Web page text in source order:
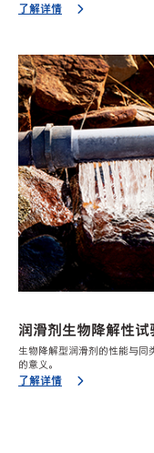
了解详情
润滑剂生物降解性试
生物降解型润滑剂的性能与同
的意义。
了解详情